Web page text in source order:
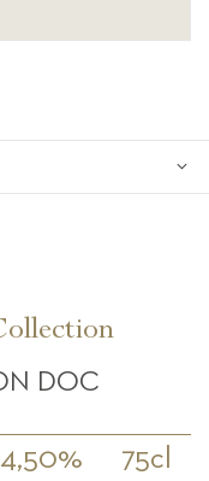
DOC
75cl